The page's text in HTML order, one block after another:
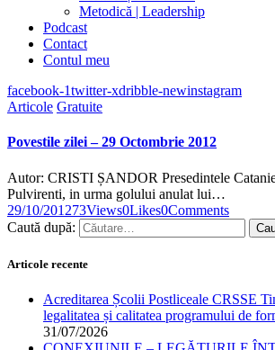
Metodică | Leadership
Podcast
Contact
Contul meu
facebook-1twitter-xdribble-newinstagram
Articole Gratuite
Povestile zilei – 29 Octombrie 2012
Autor: CRISTI ȘANDOR Presedintele
Pulvirenti, in urma golului anulat lui…
29/10/201273Views0Likes0Comments
Caută după:
Articole recente
Acreditarea Școlii Postliceale CRSSE
legalitatea și calitatea programului de
31/07/2026